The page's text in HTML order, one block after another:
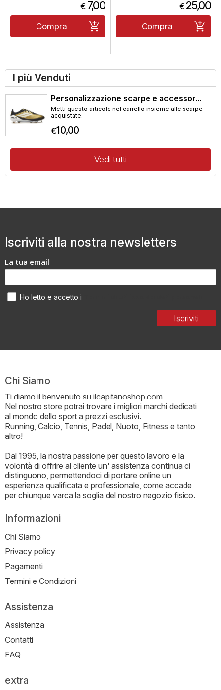
€ 7,00
Compra
€ 25,00
Compra
I più Venduti
Personalizzazione scarpe e accessor...
Metti questo articolo nel carrello insieme alle scarpe
acquistate.
€10,00
Vedi tutti
Iscriviti alla nostra newsletters
La tua email
Iscriviti
Ho letto e accetto i
Chi Siamo
Ti diamo il benvenuto su ilcapitanoshop.com
Nel nostro store potrai trovare i migliori marchi dedicati
al mondo dello sport a prezzi esclusivi.
Running, Calcio, Tennis, Padel, Nuoto, Fitness e tanto
altro!
Dal 1995, la nostra passione per questo lavoro e la
volontà di offrire al cliente un' assistenza continua ci
distinguono, permettendoci di portare online un
esperienza qualificata e professionale, come accade
per chiunque varca la soglia del nostro negozio fisico.
Informazioni
Chi Siamo
Privacy policy
Pagamenti
Termini e Condizioni
Assistenza
Assistenza
Contatti
FAQ
extra